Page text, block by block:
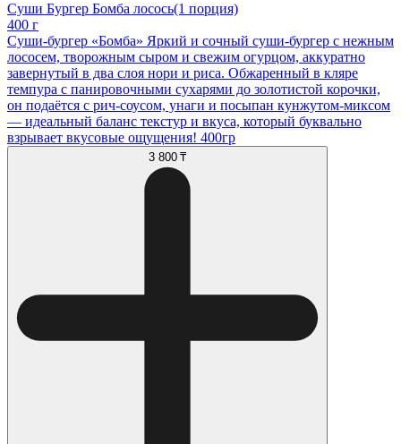
Суши Бургер Бомба лосось(1 порция)
400 г
Суши-бургер «Бомба» Яркий и сочный суши-бургер с нежным
лососем, творожным сыром и свежим огурцом, аккуратно
завернутый в два слоя нори и риса. Обжаренный в кляре
темпура с панировочными сухарями до золотистой корочки,
он подаётся с рич-соусом, унаги и посыпан кунжутом-миксом
— идеальный баланс текстур и вкуса, который буквально
взрывает вкусовые ощущения! 400гр
3 800 ₸